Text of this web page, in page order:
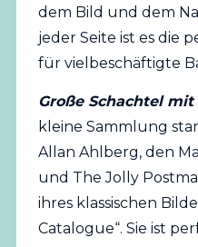
dem Bild und dem
jeder Seite ist es die
für vielbeschäftigte
Große Schachtel
kleine Sammlung
Allan Ahlberg, den
und The Jolly
ihres klassischen
Catalogue“. Sie ist